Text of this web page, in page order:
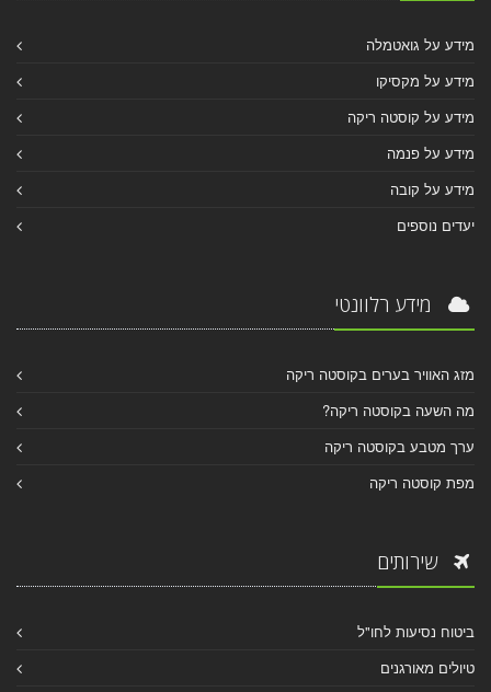
מידע על גואטמלה
מידע על מקסיקו
מידע על קוסטה ריקה
מידע על פנמה
מידע על קובה
יעדים נוספים
מידע רלוונטי
מזג האוויר בערים בקוסטה ריקה
מה השעה בקוסטה ריקה?
ערך מטבע בקוסטה ריקה
מפת קוסטה ריקה
שירותים
ביטוח נסיעות לחו"ל
טיולים מאורגנים